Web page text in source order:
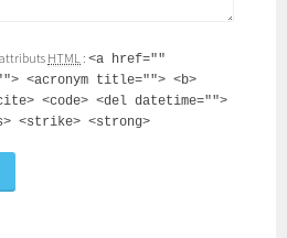
attributs HTML :<a href=""
<acronym title=""> <b>
<code> <del datetime="">
<strike> <strong>